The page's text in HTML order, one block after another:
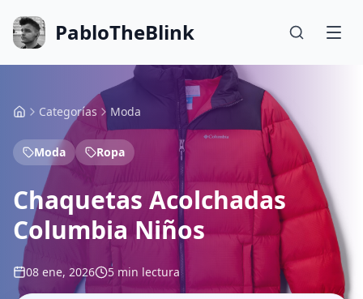
PabloTheBlink
Categorías Moda
Moda Ropa
Chaquetas Acolchadas
Columbia Niños
08 ene, 2026 5 min lectura